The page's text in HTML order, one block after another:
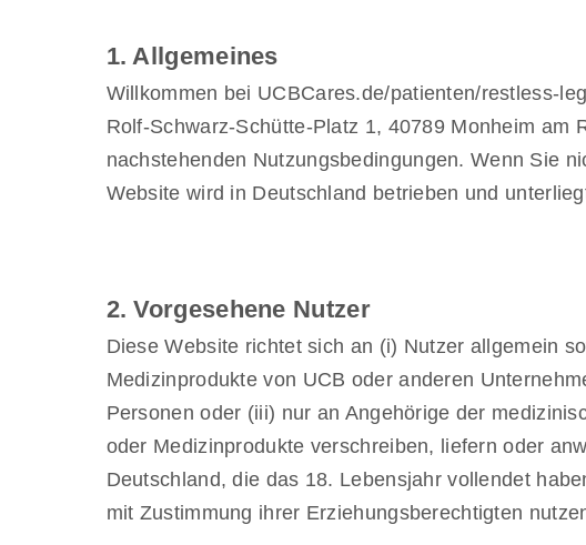
1. Allgemeines
Willkommen bei UCBCares.de/patienten/restless-
Rolf-Schwarz-Schütte-Platz 1, 40789 Monheim am
nachstehenden Nutzungsbedingungen. Wenn Sie
Website wird in Deutschland betrieben und
2. Vorgesehene Nutzer
Diese Website richtet sich an (i) Nutzer allgemein
Medizinprodukte von UCB oder anderen
Personen oder (iii) nur an Angehörige der
oder Medizinprodukte verschreiben, liefern oder
Deutschland, die das 18. Lebensjahr vollendet
mit Zustimmung ihrer Erziehungsberechtigten